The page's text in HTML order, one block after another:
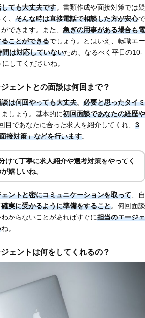
ても大丈夫です。書類作成や面接対策では疑
、 そんな時は直接電話で相談した方が安心で
できます。また、 急ぎの用事がある場合も電
ことができるでしょう。とはいえ、転職エー
間は対応していないため、なるべく平日の10-
してくださいね。
ェントとの面談は何回まで？
談は何回やっても大丈夫。 必要と思ったタイミ
しょう。基本的に初回面談であなたの経歴や
目であなたに合った求人を紹介してくれ、 3
接対策」などを行います。
けて丁寧に求人紹介や選考対策をやってく
嬉しいね。
ントと密にコミュニケーションを取って 、自
確実に受かるように準備をすること。何回面談
からないことがあればすぐに担当のエージェ
ね。
ェントは何をしてくれるの？